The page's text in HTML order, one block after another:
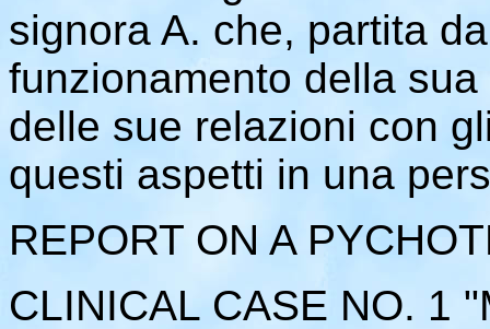
signora A. che, partita
funzionamento della
delle sue relazioni con
questi aspetti in una
REPORT ON A
CLINICAL CASE NO. 1